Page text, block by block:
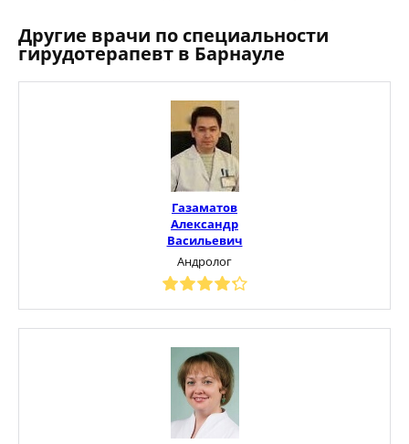
Другие врачи по специальности
гирудотерапевт в Барнауле
Газаматов
Александр
Васильевич
Андролог